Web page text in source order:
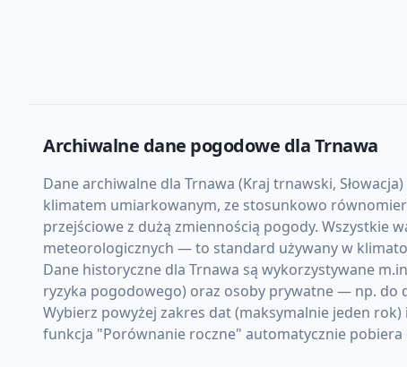
Archiwalne dane pogodowe dlaTrnawa
Dane archiwalne dla Trnawa (Kraj trnawski,
klimatem umiarkowanym, ze stosunkowo
przejściowe z dużą zmiennością pogody. Wszystkie
meteorologicznych — to standard używany w
Dane historyczne dla Trnawa są wykorzystywane
ryzyka pogodowego) oraz osoby prywatne — np. do
Wybierz powyżej zakres dat (maksymalnie jeden
funkcja "Porównanie roczne" automatycznie